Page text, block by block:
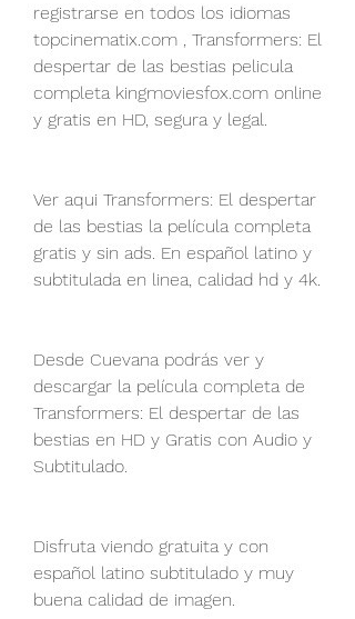
registrarse en todos los idiomas
topcinematix.com , Transformers: El
despertar de las bestias pelicula
completa kingmoviesfox.com online
y gratis en HD, segura y legal.
Ver aqui Transformers: El despertar
de las bestias la película completa
gratis y sin ads. En español latino y
subtitulada en linea, calidad hd y 4k.
Desde Cuevana podrás ver y
descargar la película completa de
Transformers: El despertar de las
bestias en HD y Gratis con Audio y
Subtitulado.
Disfruta viendo gratuita y con
español latino subtitulado y muy
buena calidad de imagen.